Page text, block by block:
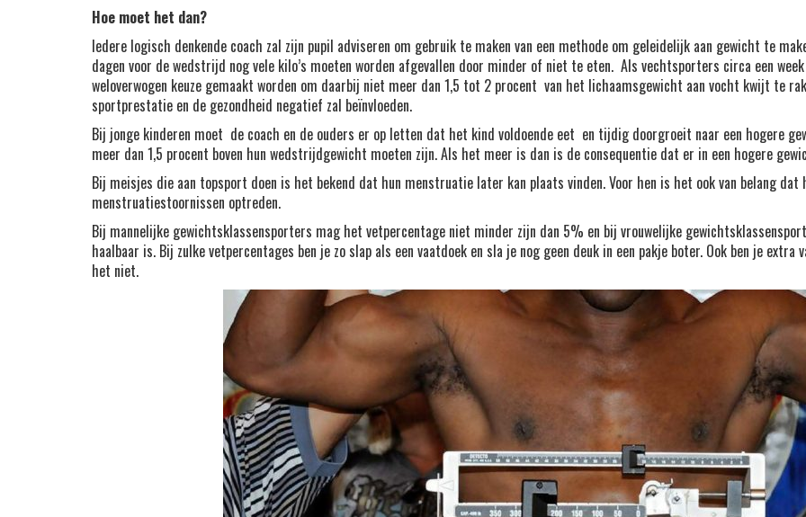
Hoe moet het dan?
Iedere logisch denkende coach zal zijn pupil adviseren om gebruik te maken van een methode om geleidelijk aan gewicht te
dagen voor de wedstrijd nog vele kilo’s moeten worden afgevallen door minder of niet te eten. Als vechtsporters circa een
weloverwogen keuze gemaakt worden om daarbij niet meer dan 1,5 tot 2 procent van het lichaamsgewicht aan vocht kwijt te
sportprestatie en de gezondheid negatief zal beïnvloeden.
Bij jonge kinderen moet de coach en de ouders er op letten dat het kind voldoende eet en tijdig doorgroeit naar een hogere
meer dan 1,5 procent boven hun wedstrijdgewicht moeten zijn. Als het meer is dan is de consequentie dat er in een hogere
Bij meisjes die aan topsport doen is het bekend dat hun menstruatie later kan plaats vinden. Voor hen is het ook van belang
menstruatiestoornissen optreden.
Bij mannelijke gewichtsklassensporters mag het vetpercentage niet minder zijn dan 5% en bij vrouwelijke
haalbaar is. Bij zulke vetpercentages ben je zo slap als een vaatdoek en sla je nog geen deuk in een pakje boter. Ook ben je
het niet.